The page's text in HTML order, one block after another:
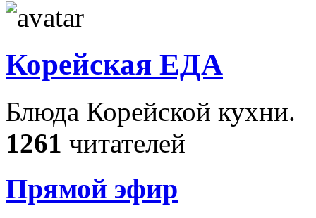
Корейская ЕДА
Блюда Корейской кухни.
1261 читателей
Прямой эфир